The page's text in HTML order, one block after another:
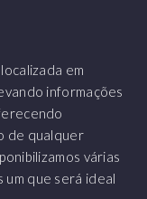
em
informações
de qualquer
várias
um que será ideal